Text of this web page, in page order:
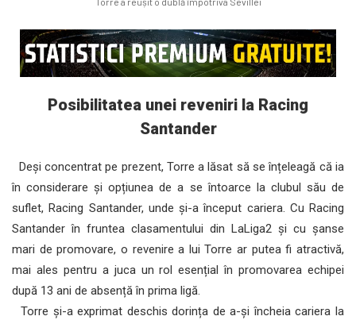
Posibilitatea unei reveniri la Racing
Santander
Deși concentrat pe prezent, Torre a lăsat să se înțeleagă că ia
în considerare și opțiunea de a se întoarce la clubul său de
suflet, Racing Santander, unde și-a început cariera. Cu Racing
Santander în fruntea clasamentului din LaLiga2 și cu șanse
mari de promovare, o revenire a lui Torre ar putea fi atractivă,
mai ales pentru a juca un rol esențial în promovarea echipei
după 13 ani de absență în prima ligă.
Torre și-a exprimat deschis dorința de a-și încheia cariera la